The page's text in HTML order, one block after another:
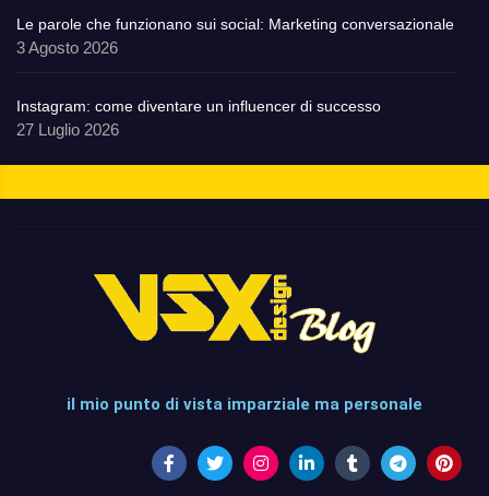
Le parole che funzionano sui social: Marketing conversazionale
3 Agosto 2026
Instagram: come diventare un influencer di successo
27 Luglio 2026
il mio punto di vista imparziale ma personale